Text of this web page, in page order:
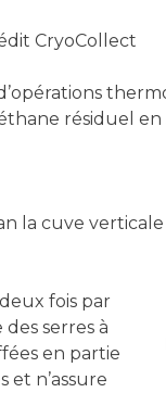
CryoCollect
résiduel
la cuve
fois par
serres à
en partie
et n’assure